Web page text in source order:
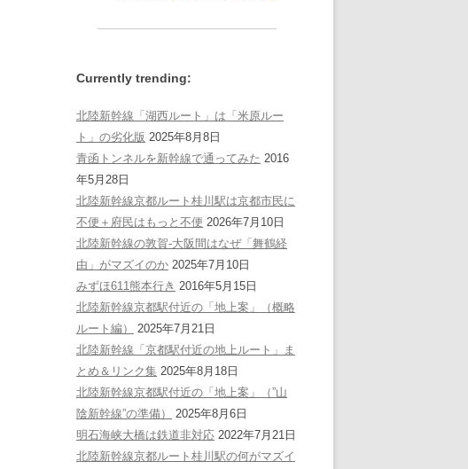
Currently trending:
北陸新幹線「湖西ルート」は「米原ルー
ト」の劣化版 2025年8月8日
青函トンネルを新幹線で通ってみた 2016
年5月28日
北陸新幹線京都ルート桂川駅は京都市民に
不便＋府民はもっと不便 2026年7月10日
北陸新幹線の敦賀-大阪間はなぜ「舞鶴経
由」がマズイのか 2025年7月10日
みずほ611熊本行き 2016年5月15日
北陸新幹線京都駅付近の「地上案」（概略
ルート編）
2025年7月21日
北陸新幹線「京都駅付近の地上ルート」ま
とめ＆リンク集 2025年8月18日
北陸新幹線京都駅付近の「地上案」（”山
陰新幹線”の準備）
2025年8月6日
明石海峡大橋は鉄道非対応 2022年7月21日
北陸新幹線京都ルート桂川駅の何がマズイ